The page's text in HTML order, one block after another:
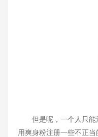
但是呢，一个人只能
用爽身粉注册一些不正